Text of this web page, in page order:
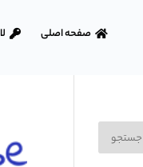
صفحه اصلی